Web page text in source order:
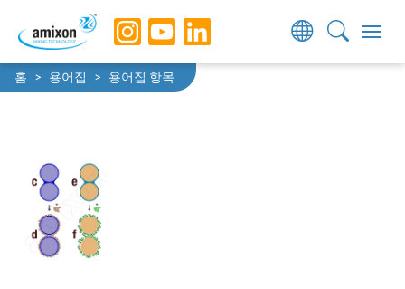
Skip to main navigation
Skip to main content
Skip to page footer
You are here:
홈 용어집 용어집 항목